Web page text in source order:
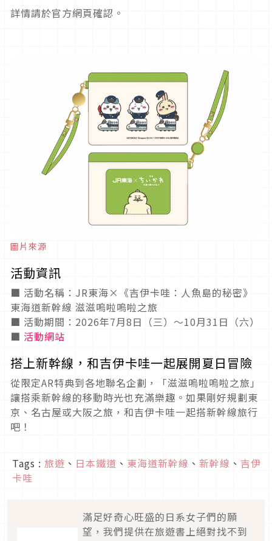
詳情請於官方網頁確認。
圖片來源
活動資訊
■ 活動名稱：JR東海×《吉伊卡哇：人魚島的秘密》
東海道新幹線 滋滋嗚啦嗚啦之旅
■ 活動期間：2026年7月8日（三）～10月31日（六）
■ 活動網站
搭上新幹線，和吉伊卡哇一起展開夏日冒險
從限定AR特典到各地聯名企劃，「滋滋嗚啦嗚啦之旅」
讓搭乘新幹線的移動時光也充滿樂趣。如果剛好規劃東
京、名古屋或大阪之旅，和吉伊卡哇一起搭新幹線旅行
吧！
Tags : 旅遊 、 日本鐵道 、 東海道新幹線 、 新幹線 、 吉伊
卡哇
滿足好奇心旺盛的日系女子們的願
望，我們提供在旅遊書上絕對找不到